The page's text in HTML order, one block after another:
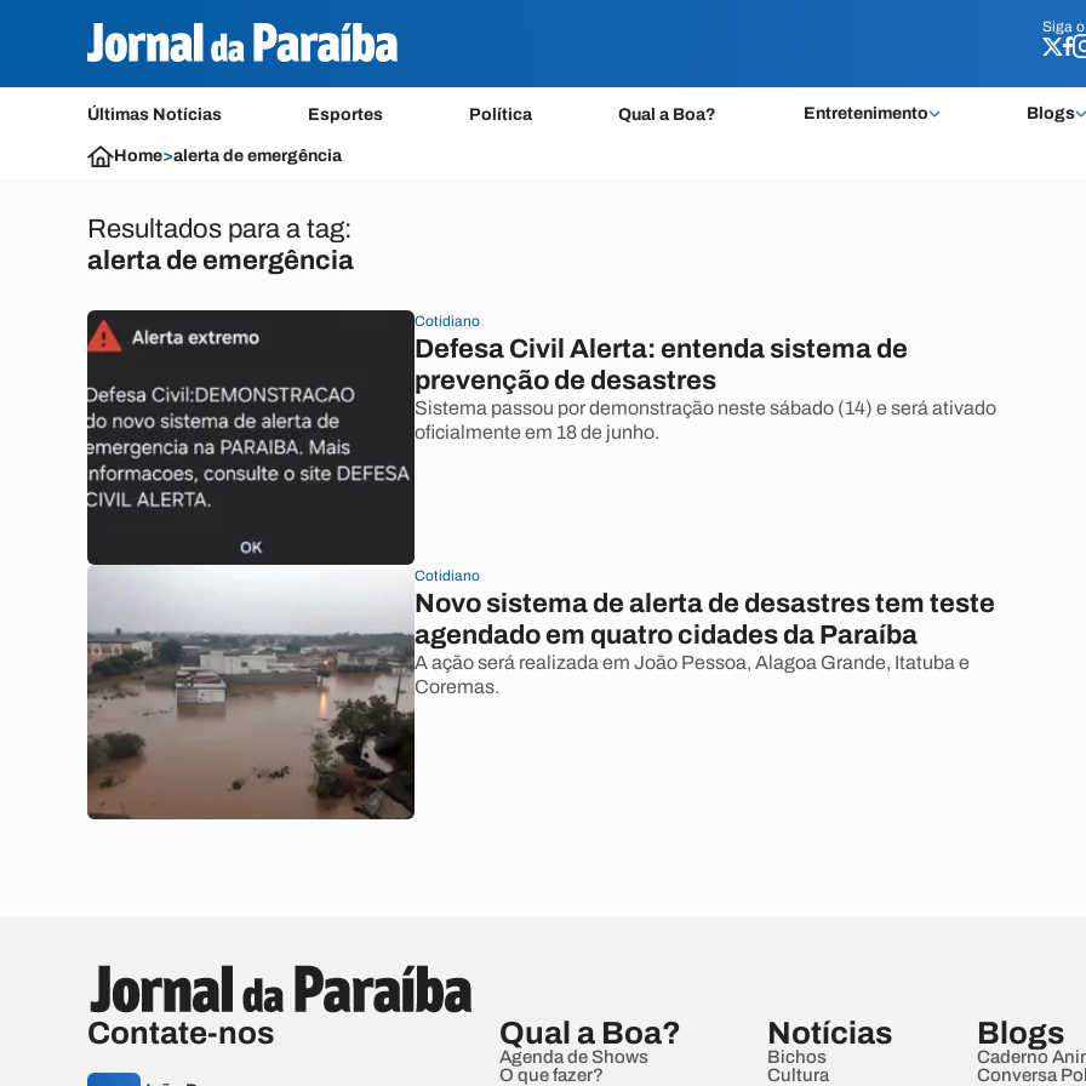
Siga o
Últimas Notícias Esportes Política Qual a Boa? Entretenimento Blogs
Siga o
Home>alerta de emergência
Resultados para a tag:
alerta de emergência
Cotidiano
Defesa Civil Alerta: entenda sistema de
prevenção de desastres
Sistema passou por demonstração neste sábado (14) e será ativado
oficialmente em 18 de junho.
Cotidiano
Novo sistema de alerta de desastres tem teste
agendado em quatro cidades da Paraíba
A ação será realizada em João Pessoa, Alagoa Grande, Itatuba e
Coremas.
Contate-nos Qual a Boa?
Agenda de Shows
O que fazer?
Notícias
Bichos
Cultura
Blogs
Caderno
Conversa